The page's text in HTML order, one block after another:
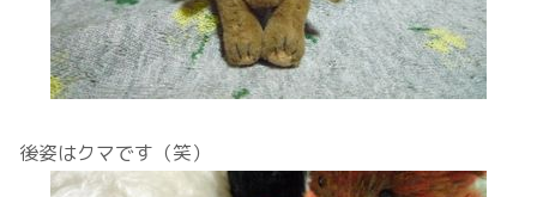
後姿はクマです（笑）